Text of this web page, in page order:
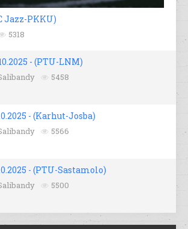
Jazz-PKKU)
5318
- (PTU-LNM)
5458
- (Karhut-Josba)
5566
- (PTU-Sastamolo)
5500